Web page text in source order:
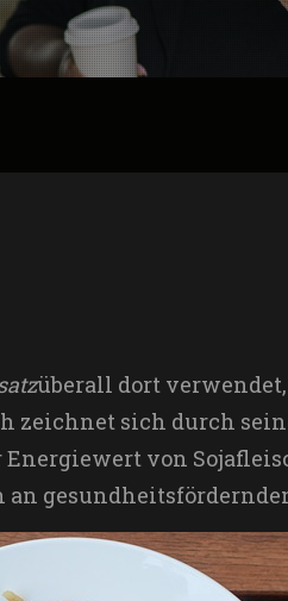
überall dort
zeichnet sich durch
Energiewert von